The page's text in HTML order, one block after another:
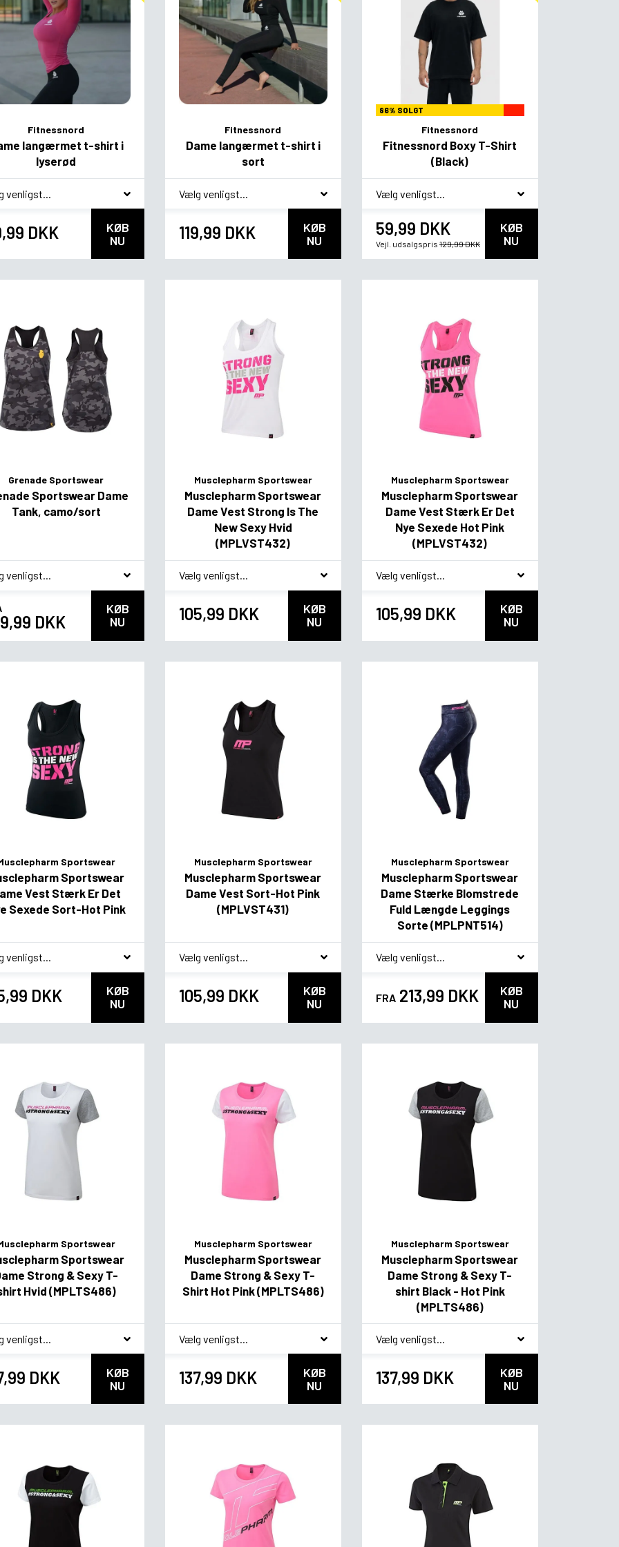
Fitnessnord
langærmet t-shirt i
lyserød
DKK
KØB
NU
Fitnessnord
Dame langærmet t-shirt i
sort
* Smagsvariant
119,99 DKK
KØB
NU
86% SOLGT
Fitnessnord
Fitnessnord Boxy T-Shirt
(Black)
* Smagsvariant
59,99 DKK
Vejl. udsalgspris 129,99 DKK
KØB
NU
Grenade Sportswear
Sportswear Dame
Tank, camo/sort
DKK
KØB
NU
Musclepharm Sportswear
Musclepharm Sportswear
Dame Vest Strong Is The
New Sexy Hvid
(MPLVST432)
* smag
105,99 DKK
KØB
NU
Musclepharm Sportswear
Musclepharm Sportswear
Dame Vest Stærk Er Det
Nye Sexede Hot Pink
(MPLVST432)
* smag
105,99 DKK
KØB
NU
Sportswear
Sportswear
Vest Stærk Er Det
Sexede Sort-Hot Pink
DKK
KØB
NU
Musclepharm Sportswear
Musclepharm Sportswear
Dame Vest Sort-Hot Pink
(MPLVST431)
* smag
105,99 DKK
KØB
NU
Musclepharm Sportswear
Musclepharm Sportswear
Dame Stærke Blomstrede
Fuld Længde Leggings
Sorte (MPLPNT514)
* smag
FRA213,99 DKK
KØB
NU
Sportswear
Sportswear
Strong & Sexy T-
Hvid (MPLTS486)
DKK
KØB
NU
Musclepharm Sportswear
Musclepharm Sportswear
Dame Strong & Sexy T-
Shirt Hot Pink (MPLTS486)
* smag
137,99 DKK
KØB
NU
Musclepharm Sportswear
Musclepharm Sportswear
Dame Strong & Sexy T-
shirt Black - Hot Pink
(MPLTS486)
* smag
137,99 DKK
KØB
NU